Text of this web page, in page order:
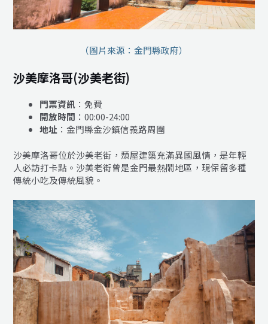
（圖片來源：金門縣政府）
沙美摩洛哥(沙美老街)
門票資訊 ：免費
開放時間 ：00:00-24:00
地址 ：金門縣金沙鎮信義路周圍
沙美摩洛哥位於沙美老街，頹屋建築充滿異國風情，是年輕
人必訪打卡點。沙美老街曾是金門最熱鬧地區，現保留多種
傳統小吃及傳統風貌。